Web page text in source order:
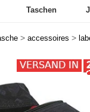
Taschen
> accessoires >